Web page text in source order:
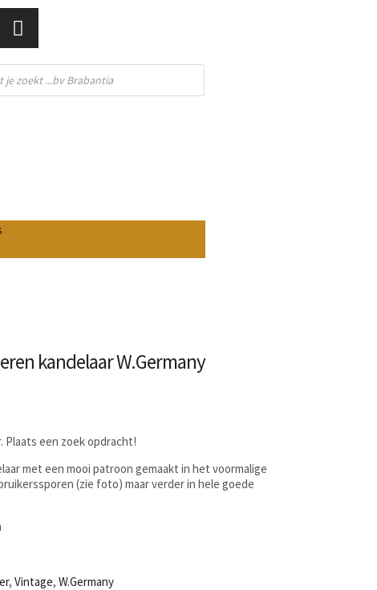
kandelaar W.Germany
Plaats een zoek opdracht!
met een mooi patroon gemaakt in het voormalige
(zie foto) maar verder in hele goede
,Vintage,W.Germany